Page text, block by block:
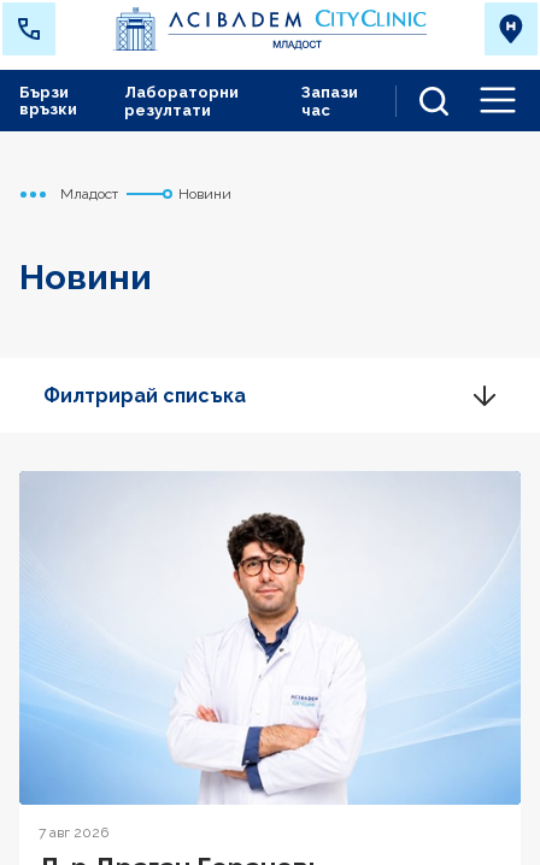
Лабораторни
резултати
Запази
час
Бързи
връзки
Начало
Младост Новини
Новини
Филтрирай списъка
7 авг 2026